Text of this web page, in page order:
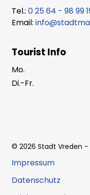
Tel.: 0 25 64 - 98 99
Email:
Tourist Info
Mo.
Di.-Fr.
© 2026 Stadt Vreden -
Impressum
Datenschutz